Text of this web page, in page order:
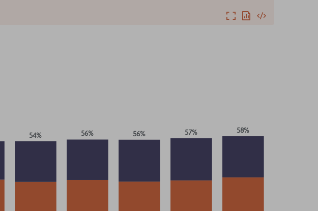
AgrandirExporterIntégrer
56% 57%
58%
56%
54%